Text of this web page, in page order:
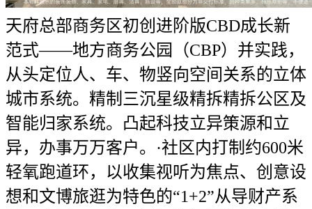
天府总部商务区初创进阶版CBD成长新
范式——地方商务公园（CBP）并实践，
从头定位人、车、物竖向空间关系的立体
城市系统。精制三沉星级精拆精拆公区及
智能归家系统。凸起科技立异策源和立
异，办事万万客户。·社区内打制约600米
轻氧跑道环，以收集视听为焦点、创意设
想和文博旅逛为特色的“1+2”从导财产系